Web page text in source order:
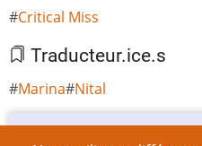
Critical Miss
Traducteur.ice.s
Marina Nital